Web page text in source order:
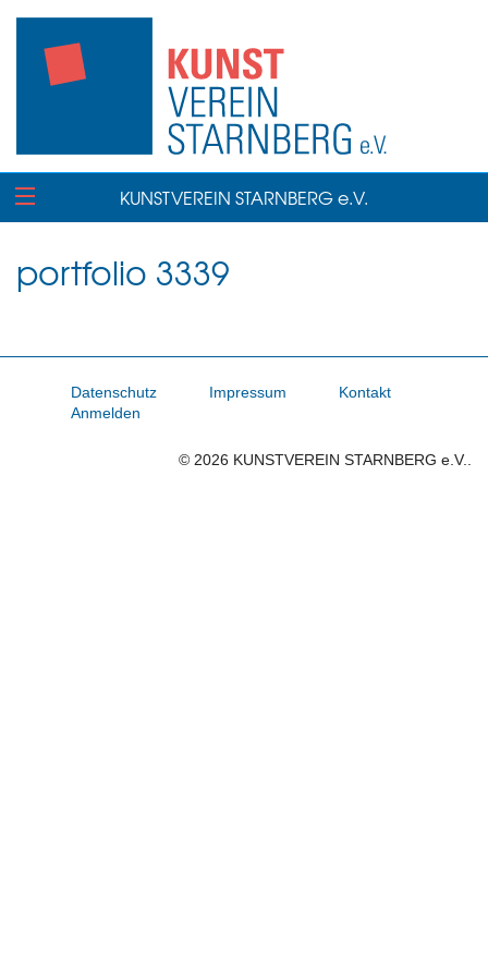
KUNSTVEREIN STARNBERG e.V.
portfolio 3339
Datenschutz Impressum
Kontakt
Anmelden
© 2026 KUNSTVEREIN STARNBERG e.V..